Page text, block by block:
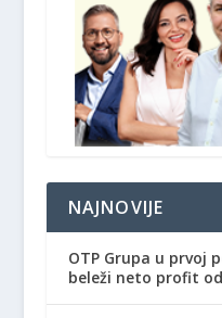
NAJNOVIJE
OTP Grupa u prvoj
beleži neto profit